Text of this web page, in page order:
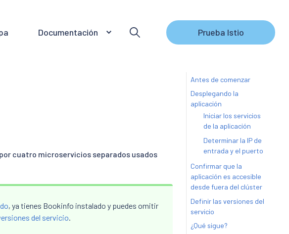
Documentación Prueba Istio
cuatro microservicios separados usados
, ya tienes Bookinfo instalado y puedes omitir
del servicio.
Antes de comenzar
Desplegando la
aplicación
Iniciar los servicios
de la aplicación
Determinar la IP de
entrada y el puerto
Confirmar que la
aplicación es accesible
desde fuera del clúster
Definir las versiones del
servicio
¿Qué sigue?